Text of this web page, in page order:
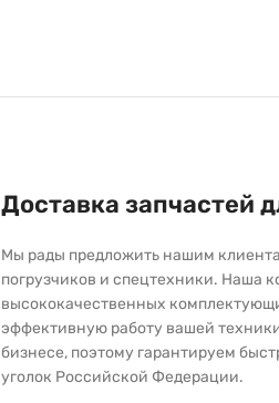
Доставка запчастей
Мы рады предложить нашим
погрузчиков и спецтехники. Наша
высококачественных
эффективную работу вашей
бизнесе, поэтому гарантируем
уголок Российской Федерации.